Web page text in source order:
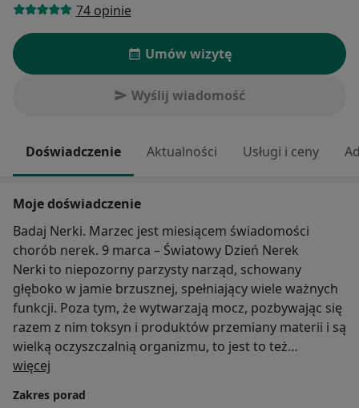
74 opinie
Umów wizytę
Wyślij wiadomość
Doświadczenie Aktualności Usługi i ceny
Moje doświadczenie
Badaj Nerki. Marzec jest miesiącem świadomości
chorób nerek. 9 marca – Światowy Dzień Nerek
Nerki to niepozorny parzysty narząd, schowany
głęboko w jamie brzusznej, spełniający wiele ważnych
funkcji. Poza tym, że wytwarzają mocz, pozbywając się
razem z nim toksyn i produktów przemiany materii i są
wielką oczyszczalnią organizmu, to jest to też
ogromna fabryka. Nerki biorą udział w wieku
człowieku, min.: w metabolizmie , regulacji ciśnienia
więcej
Zakres porad